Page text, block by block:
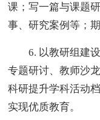
课；写一篇与课题
事、研究案例等；
6. 以教研组建
专题研讨、教师沙
科研提升学科活动
实现优质教育。